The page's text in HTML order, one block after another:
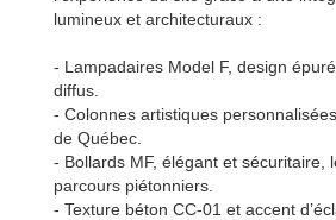
lumineux et architecturaux :
- Lampadaires Model F, design
diffus.
- Colonnes artistiques
de Québec.
- Bollards MF, élégant et sécuritaire,
parcours piétonniers.
- Texture béton CC-01 et accent